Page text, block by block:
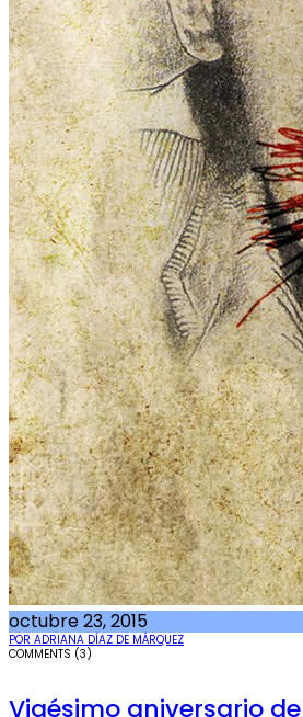
octubre 23, 2015
POR ADRIANA DÍAZ DE MÁRQUEZ
COMMENTS (3)
Vigésimo aniversario